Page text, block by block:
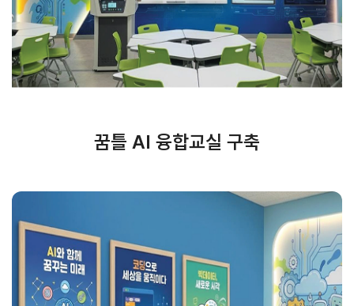
꿈틀 AI 융합교실 구축